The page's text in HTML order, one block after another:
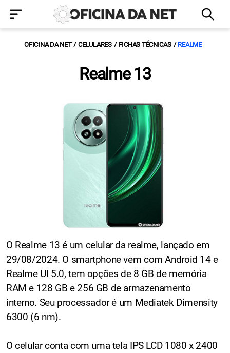
OFICINA DA NET CELULARES FICHAS TÉCNICAS REALME
Realme 13
O Realme 13 é um celular da realme, lançado em
29/08/2024. O smartphone vem com Android 14 e
Realme UI 5.0, tem opções de 8 GB de memória
RAM e 128 GB e 256 GB de armazenamento
interno. Seu processador é um Mediatek Dimensity
6300 (6 nm).
O celular conta com uma tela IPS LCD 1080 x 2400